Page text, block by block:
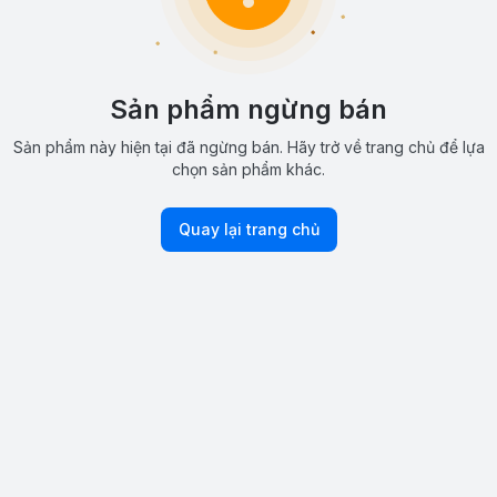
Sản phẩm ngừng bán
Sản phẩm này hiện tại đã ngừng bán. Hãy trở về trang chủ để lựa
chọn sản phẩm khác.
Quay lại trang chủ